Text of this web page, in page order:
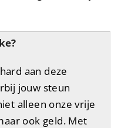
aan deze
jouw steun
alleen onze vrije
ook geld. Met